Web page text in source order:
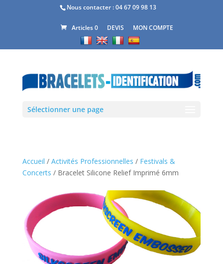
Nous contacter :04 67 09 98 13
Articles 0 DEVIS MON COMPTE
Sélectionner une page
Accueil / Activités Professionnelles / Festivals &
Concerts / Bracelet Silicone Relief Imprimé 6mm